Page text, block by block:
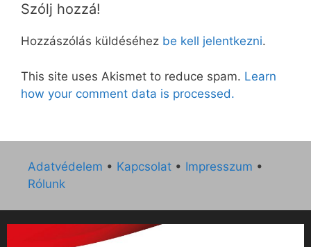
Szólj hozzá!
Hozzászólás küldéséhez be kell jelentkezni.
This site uses Akismet to reduce spam. Learn
how your comment data is processed.
Adatvédelem • Kapcsolat • Impresszum •
Rólunk